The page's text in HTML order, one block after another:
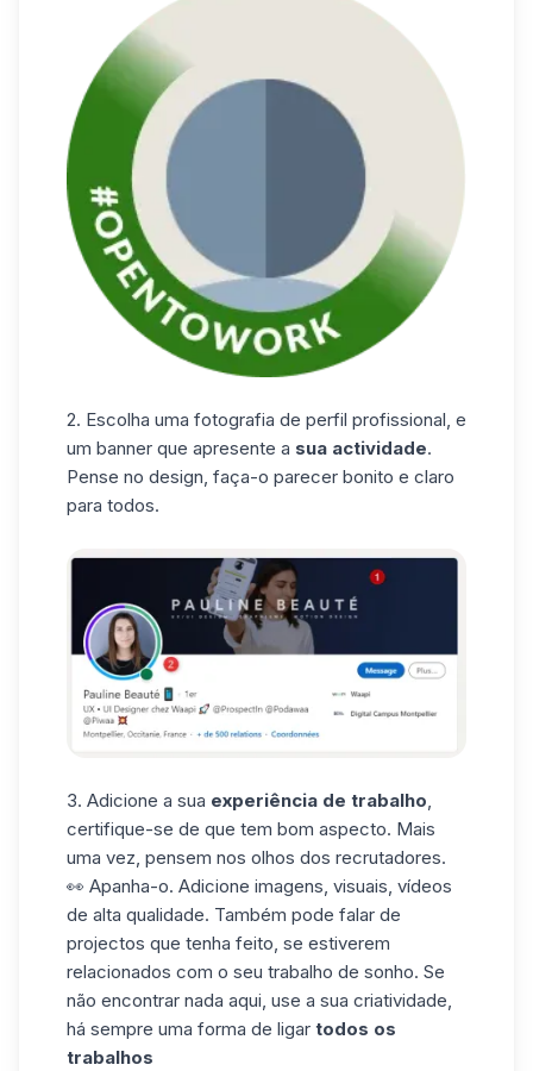
2. Escolha uma fotografia de perfil profissional, e
um banner que apresente a sua actividade.
Pense no design, faça-o parecer bonito e claro
para todos.
3. Adicione a sua experiência de trabalho,
certifique-se de que tem bom aspecto. Mais
uma vez, pensem nos olhos dos recrutadores.
👀 Apanha-o. Adicione imagens, visuais, vídeos
de alta qualidade. Também pode falar de
projectos que tenha feito, se estiverem
relacionados com o seu trabalho de sonho. Se
não encontrar nada aqui, use a sua criatividade,
há sempre uma forma de ligar todos os
trabalhos